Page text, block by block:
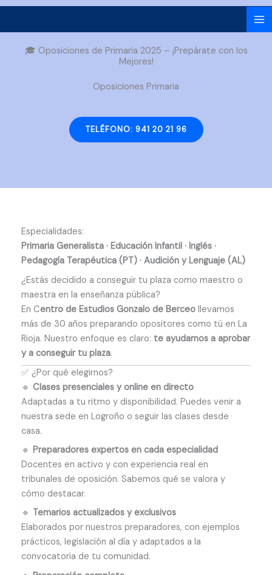
Ir
contenido
🎓 Oposiciones de Primaria 2025 – ¡Prepárate con los
Mejores!
Oposiciones Primaria
TELÉFONO: 941 20 21 96
Especialidades:
Primaria Generalista · Educación Infantil · Inglés ·
Pedagogía Terapéutica (PT) · Audición y Lenguaje (AL)
¿Estás decidido a conseguir tu plaza como maestro o
maestra en la enseñanza pública?
En Centro de Estudios Gonzalo de Berceo llevamos
más de 30 años preparando opositores como tú en La
Rioja. Nuestro enfoque es claro: te ayudamos a aprobar
y a conseguir tu plaza.
✅ ¿Por qué elegirnos?
🔹 Clases presenciales y online en directo
Adaptadas a tu ritmo y disponibilidad. Puedes venir a
nuestra sede en Logroño o seguir las clases desde
casa.
🔹 Preparadores expertos en cada especialidad
Docentes en activo y con experiencia real en
tribunales de oposición. Sabemos qué se valora y
cómo destacar.
🔹 Temarios actualizados y exclusivos
Elaborados por nuestros preparadores, con ejemplos
prácticos, legislación al día y adaptados a la
convocatoria de tu comunidad.